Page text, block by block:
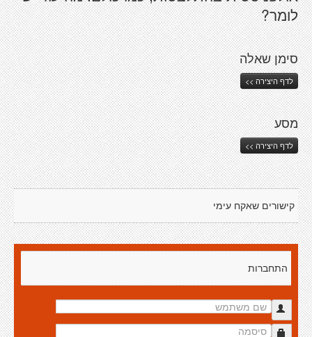
לומר?
סימן שאלה
לדף היצירה >>
מסע
לדף היצירה >>
קישורים שאקח עימי
התחברות